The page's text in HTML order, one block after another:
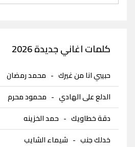
كلمات اغاني جديدة 2026
حبيبي انا من غيرك - محمد رمضان
الدلع على الهادي - محمود محرم
دقة خطاويك - حمد الخزينه
خدلك جنب - شيماء الشايب